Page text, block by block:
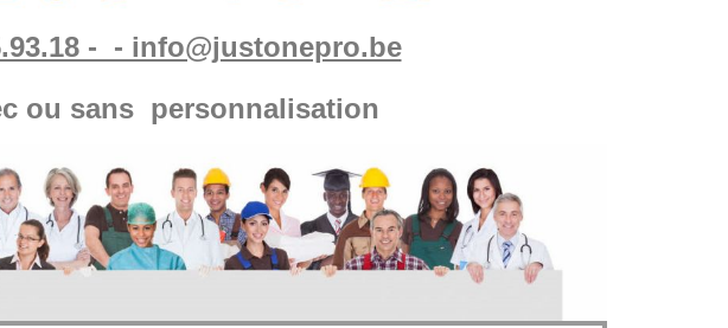
- - info@justonepro.be
ou sans personnalisation